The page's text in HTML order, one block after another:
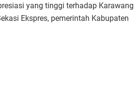
yang tinggi terhadap Karawang
Ekspres, pemerintah Kabupaten